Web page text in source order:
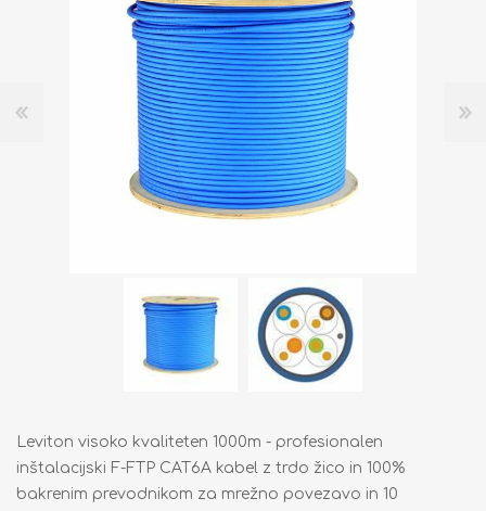
Leviton visoko kvaliteten 1000m - profesionalen
inštalacijski F-FTP CAT6A kabel z trdo žico in 100%
bakrenim prevodnikom za mrežno povezavo in 10